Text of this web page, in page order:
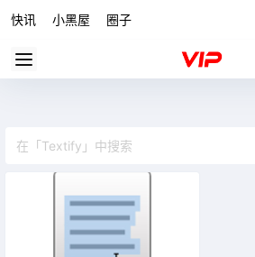
快讯 小黑屋 圈子